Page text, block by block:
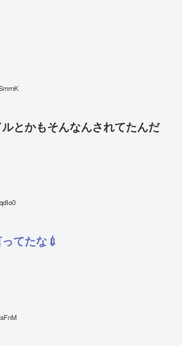
とかもそんなんされてたんだ
てたな💉